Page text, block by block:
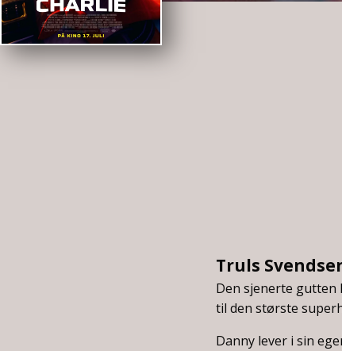
Truls
Den sjenerte gutten
til den største
Danny lever i sin